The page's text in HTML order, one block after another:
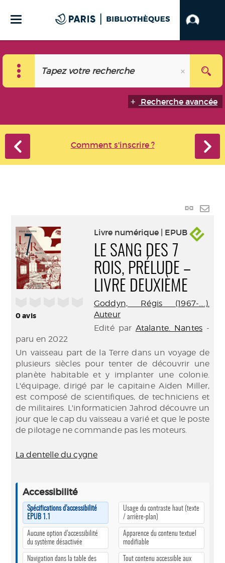
Recherche avancée
Comment s'inscrire ?
Lien
0avis
Livre numérique | EPUB
LE SANG DES 7
ROIS, PRÉLUDE –
LIVRE DEUXIÈME
Goddyn, Régis (1967-....).
Auteur
Edité par Atalante. Nantes -
paru en 2022
Un vaisseau part de la Terre dans un voyage de
plusieurs siècles pour tenter de découvrir une
planète habitable et y implanter une colonie.
L'équipage, dirigé par le capitaine Aiden Miller,
est composé de scientifiques, de techniciens et
de militaires. L'informaticien Jahrod découvre un
jour que le cap du vaisseau a varié et que le poste
de pilotage ne commande pas les moteurs.
La dentelle du cygne
Accessibilité
Spécifications d’accessibilité
EPUB 1.1
Aucune option d’accessibilité
du système désactivée
Navigation dans la table des
Usage du contraste haut (texte
/ arrière-plan)
Apparence du contenu textuel
modifiable
Tout contenu accessible aux